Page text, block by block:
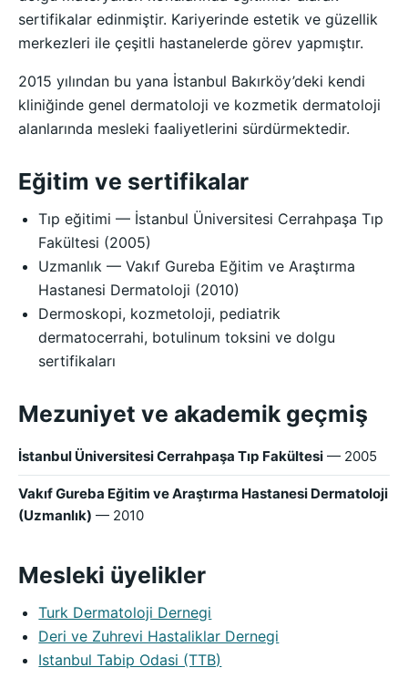
sertifikalar edinmiştir. Kariyerinde estetik ve güzellik
merkezleri ile çeşitli hastanelerde görev yapmıştır.
2015 yılından bu yana İstanbul Bakırköy’deki kendi
kliniğinde genel dermatoloji ve kozmetik dermatoloji
alanlarında mesleki faaliyetlerini sürdürmektedir.
Eğitim ve sertifikalar
Tıp eğitimi — İstanbul Üniversitesi Cerrahpaşa Tıp
Fakültesi (2005)
Uzmanlık — Vakıf Gureba Eğitim ve Araştırma
Hastanesi Dermatoloji (2010)
Dermoskopi, kozmetoloji, pediatrik
dermatocerrahi, botulinum toksini ve dolgu
sertifikaları
Mezuniyet ve akademik geçmiş
İstanbul Üniversitesi Cerrahpaşa Tıp Fakültesi — 2005
Vakıf Gureba Eğitim ve Araştırma Hastanesi Dermatoloji
(Uzmanlık) — 2010
Mesleki üyelikler
Turk Dermatoloji Dernegi
Deri ve Zuhrevi Hastaliklar Dernegi
Istanbul Tabip Odasi (TTB)